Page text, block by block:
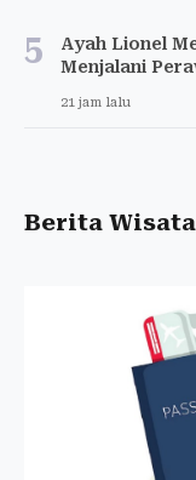
5
Ayah Lionel
Menjalani
21 jam lalu
Berita Wisata